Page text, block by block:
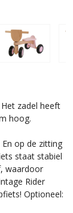
zadel heeft
hoog.
op de zitting
staat stabiel
waardoor
Rider
Optioneel: